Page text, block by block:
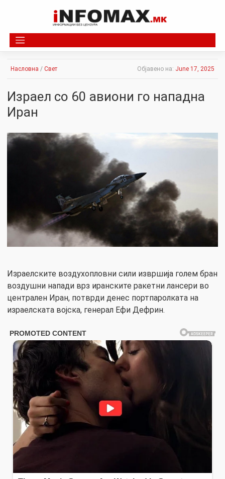
Насловна / Свет Објавено на: June 17, 2025
Израел со 60 авиони го нападна
Иран
Израелските воздухопловни сили извршија голем бран
воздушни напади врз иранските ракетни лансери во
централен Иран, потврди денес портпаролката на
израелската војска, генерал Ефи Дефрин.